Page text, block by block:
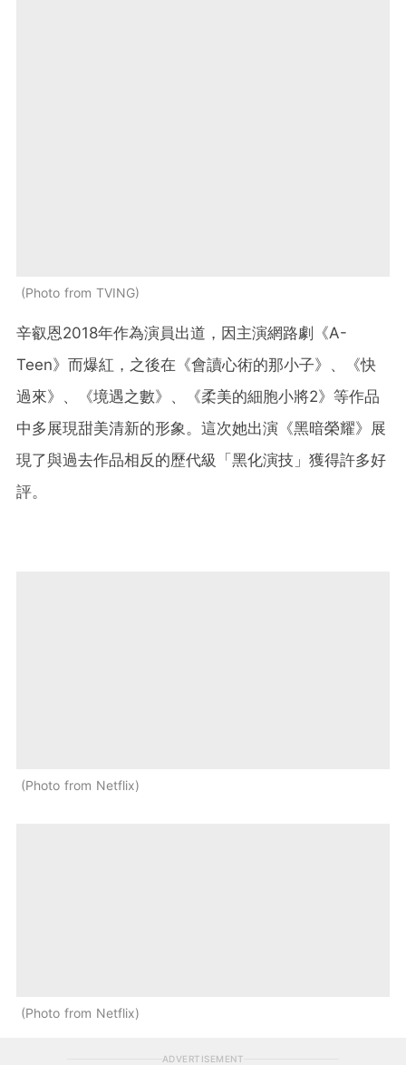
Photo from TVING
辛叡恩2018年作為演員出道，因主演網路劇《A-
Teen》而爆紅，之後在《會讀心術的那小子》、《快
過來》、《境遇之數》、《柔美的細胞小將2》等作品
中多展現甜美清新的形象。這次她出演《黑暗榮耀》展
現了與過去作品相反的歷代級「黑化演技」獲得許多好
評。
Photo from Netflix
Photo from Netflix
ADVERTISEMENT